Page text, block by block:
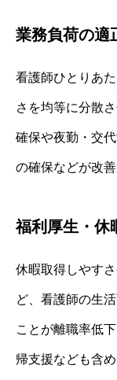
業務負荷の適
看護師ひとりあ
さを均等に分散
確保や夜勤・交
の確保などが改
福利厚生・休
休暇取得しやす
ど、看護師の生
ことが離職率低
帰支援なども含